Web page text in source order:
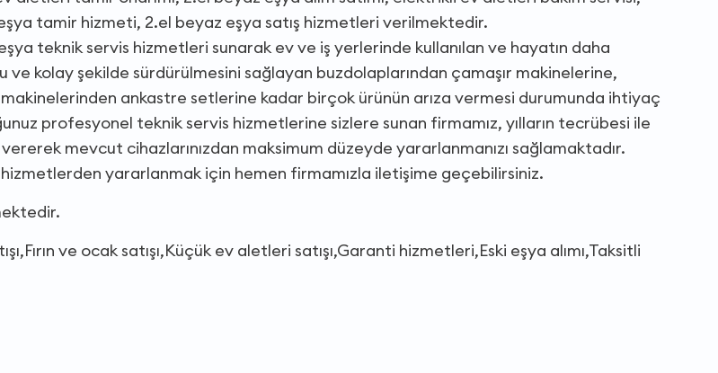
tamir hizmeti, 2.el beyaz eşya satış hizmetleri verilmektedir.
teknik servis hizmetleri sunarak ev ve iş yerlerinde kullanılan ve hayatın daha
ve kolay şekilde sürdürülmesini sağlayan buzdolaplarından çamaşır makinelerine,
makinelerinden ankastre setlerine kadar birçok ürünün arıza vermesi durumunda ihtiyaç
profesyonel teknik servis hizmetlerine sizlere sunan firmamız, yılların tecrübesi ile
mevcut cihazlarınızdan maksimum düzeyde yararlanmanızı sağlamaktadır.
yararlanmak için hemen firmamızla iletişime geçebilirsiniz.
ve ocak satışı,Küçük ev aletleri satışı,Garanti hizmetleri,Eski eşya alımı,Taksitli